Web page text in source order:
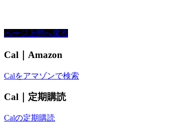
ページ上部へ戻る
Cal｜Amazon
Calをアマゾンで検索
Cal｜定期購読
Calの定期購読